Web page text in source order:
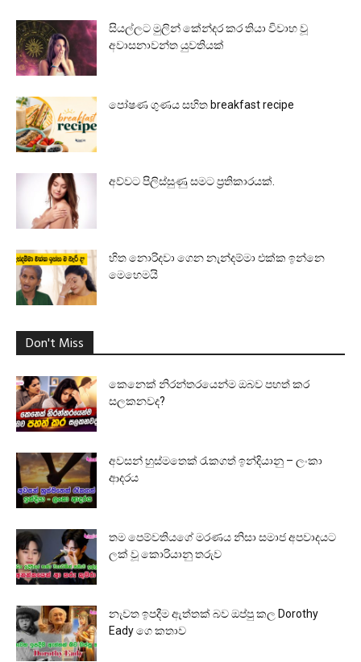
සියල්ලට මුලින් කේන්දර කර තියා විවාහ වූ
අවාසනාවන්ත යුවතියක්
පෝෂණ ගුණය සහිත breakfast recipe
අව්වට පිලිස්සුණු සමට ප්‍රතිකාරයක්.
හිත නොරිදවා ගෙන නැන්දම්මා එක්ක ඉන්නෙ
මෙහෙමයි
Don't Miss
කෙනෙක් නිරන්තරයෙන්ම ඔබව පහත් කර
සලකනවද?
අවසන් හුස්මතෙක් රැකගත් ඉන්දියානු – ලංකා
ආදරය
තම පෙම්වතියගේ මරණය නිසා සමාජ අපවාදයට
ලක් වූ කොරියානු තරුව
නැවත ඉපදීම ඇත්තක් බව ඔප්පු කල Dorothy
Eady ගෙ කතාව